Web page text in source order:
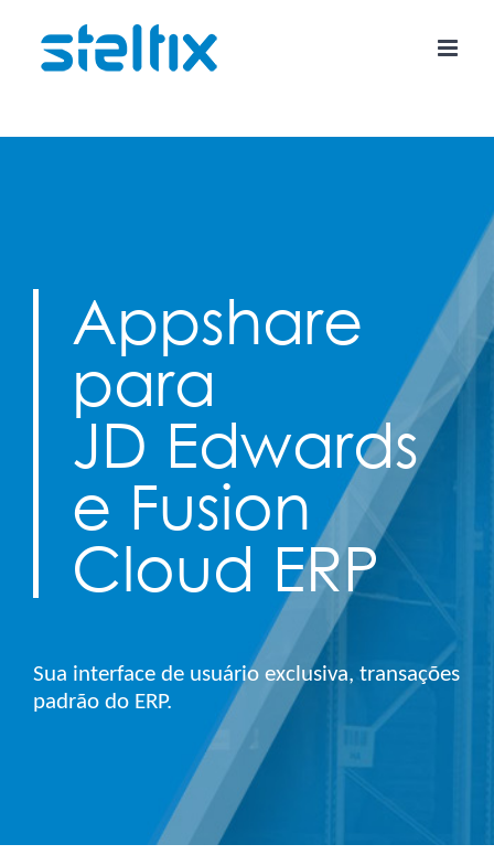
content
Appshare
para
JD Edwards
e Fusion
Cloud ERP
Sua interface de usuário exclusiva, transações
padrão do ERP.